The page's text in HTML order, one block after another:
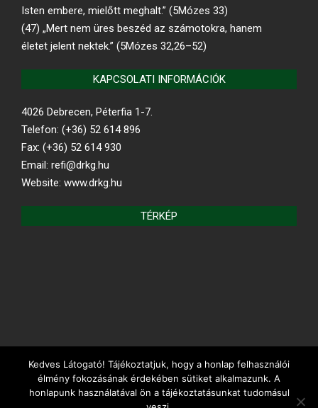
Isten embere, mielőtt meghalt.” (5Mózes 33)
(47) „Mert nem üres beszéd az számotokra, hanem
életet jelent nektek.” (5Mózes 32,26–52)
KAPCSOLATI INFORMÁCIÓK
4026 Debrecen, Péterfia 1-7.
Telefon: (+36) 52 614 896
Fax: (+36) 52 614 930
Email: refi@drkg.hu
Website: www.drkg.hu
TÉRKÉP
REFORMÁTUS.HU
Kedves Látogató! Tájékoztatjuk, hogy a honlap felhasználói
élmény fokozásának érdekében sütiket alkalmazunk. A
honlapunk használatával ön a tájékoztatásunkat tudomásul